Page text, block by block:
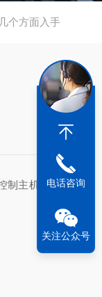
个方面入手
制主机是日电话咨询
关注公众号